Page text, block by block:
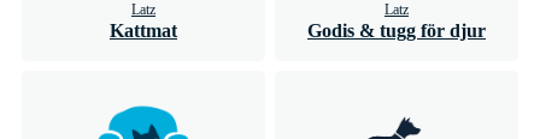
Latz
Kattmat
Latz
Godis & tugg för djur